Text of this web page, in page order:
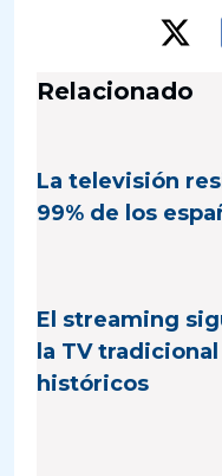
Relacionado
La televisión
99% de los
El streaming
la TV
históricos